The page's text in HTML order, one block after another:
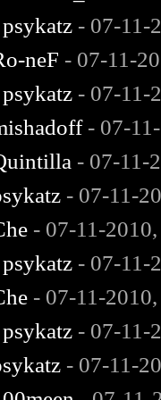
psykatz - 07-11-
neF - 07-11-
psykatz - 07-11-
- 07-
- 07-11-
- 07-11-
- 07-11-
psykatz - 07-11-
- 07-11-
psykatz - 07-11-
- 07-11-